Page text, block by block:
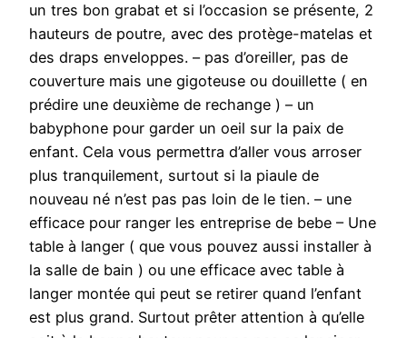
un tres bon grabat et si l’occasion se présente, 2
hauteurs de poutre, avec des protège-matelas et
des draps enveloppes. – pas d’oreiller, pas de
couverture mais une gigoteuse ou douillette ( en
prédire une deuxième de rechange ) – un
babyphone pour garder un oeil sur la paix de
enfant. Cela vous permettra d’aller vous arroser
plus tranquilement, surtout si la piaule de
nouveau né n’est pas pas loin de le tien. – une
efficace pour ranger les entreprise de bebe – Une
table à langer ( que vous pouvez aussi installer à
la salle de bain ) ou une efficace avec table à
langer montée qui peut se retirer quand l’enfant
est plus grand. Surtout prêter attention à qu’elle